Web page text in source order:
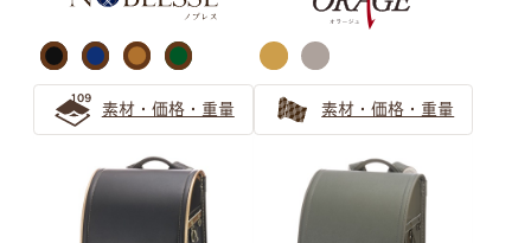
グリーン ランドセルの選び方
女の子向け「ホワイト系カラー」のランドセルを選ぶなら
ミントグリーンがおすすめ！
『グリーン』のランドセルがおすすめ！後悔しない緑のラ
ンドセルの選び方
素材・価格・重量 素材・価格・重量